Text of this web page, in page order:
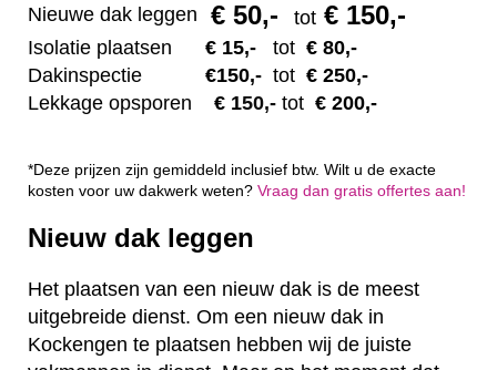
Nieuwe dak leggen € 50,- tot € 150,-
Isolatie plaatsen € 15,- tot € 80,-
Dakinspectie
€150,- tot € 250,-
Lekkage opsporen € 150,- tot € 200,-
*Deze prijzen zijn gemiddeld inclusief btw. Wilt u de exacte
kosten voor uw dakwerk weten? Vraag dan gratis offertes aan!
Nieuw dak leggen
Het plaatsen van een nieuw dak is de meest
uitgebreide dienst. Om een nieuw dak in
Kockengen te plaatsen hebben wij de juiste